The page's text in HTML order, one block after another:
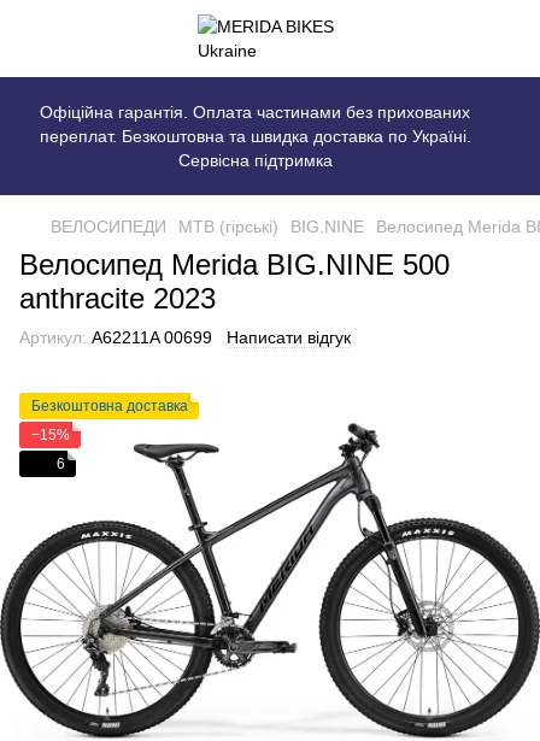
Офіційна гарантія. Оплата частинами без прихованих
переплат. Безкоштовна та швидка доставка по Україні.
Сервісна підтримка
ВЕЛОСИПЕДИ MTB (гірські) BIG.NINE Велосипед Merida
Велосипед Merida BIG.NINE 500
anthracite 2023
Артикул: A62211A 00699 Написати відгук
Безкоштовна доставка
−15%
6